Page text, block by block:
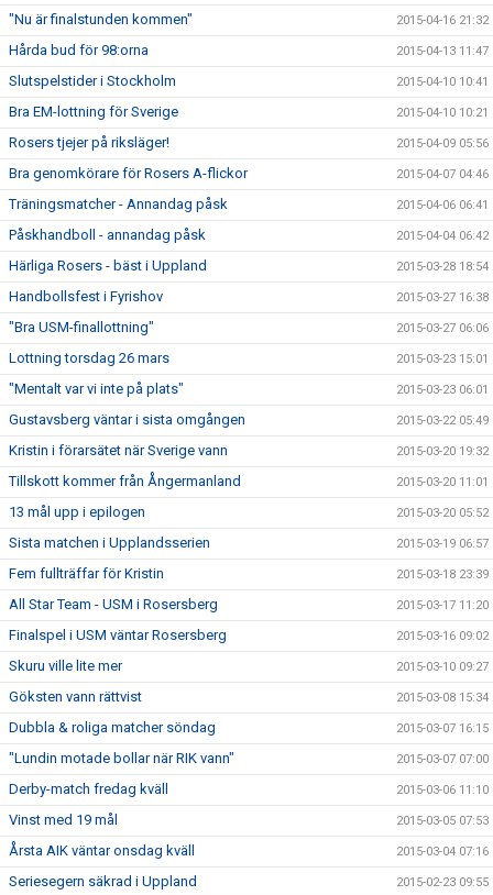
"Nu är finalstunden kommen" 2015-04-16 21:32
Hårda bud för 98:orna 2015-04-13 11:47
Slutspelstider i Stockholm 2015-04-10 10:41
Bra EM-lottning för Sverige 2015-04-10 10:21
Rosers tjejer på riksläger! 2015-04-09 05:56
Bra genomkörare för Rosers A-flickor 2015-04-07 04:46
Träningsmatcher - Annandag påsk 2015-04-06 06:41
Påskhandboll - annandag påsk 2015-04-04 06:42
Härliga Rosers - bäst i Uppland 2015-03-28 18:54
Handbollsfest i Fyrishov 2015-03-27 16:38
"Bra USM-finallottning" 2015-03-27 06:06
Lottning torsdag 26 mars 2015-03-23 15:01
"Mentalt var vi inte på plats" 2015-03-23 06:01
Gustavsberg väntar i sista omgången 2015-03-22 05:49
Kristin i förarsätet när Sverige vann 2015-03-20 19:32
Tillskott kommer från Ångermanland 2015-03-20 11:01
13 mål upp i epilogen 2015-03-20 05:52
Sista matchen i Upplandsserien 2015-03-19 06:57
Fem fullträffar för Kristin 2015-03-18 23:39
All Star Team - USM i Rosersberg 2015-03-17 11:20
Finalspel i USM väntar Rosersberg 2015-03-16 09:02
Skuru ville lite mer 2015-03-10 09:27
Göksten vann rättvist 2015-03-08 15:34
Dubbla & roliga matcher söndag 2015-03-07 16:15
"Lundin motade bollar när RIK vann" 2015-03-07 07:00
Derby-match fredag kväll 2015-03-06 11:10
Vinst med 19 mål 2015-03-05 07:53
Årsta AIK väntar onsdag kväll 2015-03-04 07:16
Seriesegern säkrad i Uppland 2015-02-23 09:55